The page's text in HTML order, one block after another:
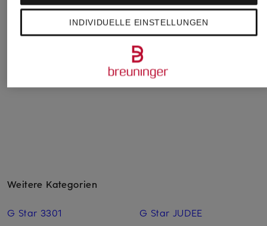
Oversized-Shirt
59,99 €
T-Shirt AZEMARI
49,99 €
Weitere Kategorien
G Star 3301
G Star JUDEE
INDIVIDUELLE EINSTELLUNGEN